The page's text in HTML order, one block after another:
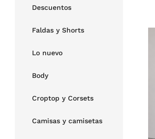
Descuentos
Faldas y Shorts
Lo nuevo
Body
Croptop y Corsets
Camisas y camisetas